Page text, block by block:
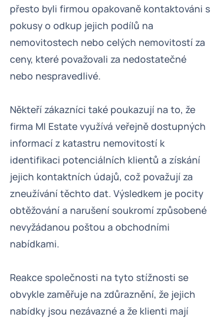
přesto byli firmou opakovaně kontaktováni s
pokusy o odkup jejich podílů na
nemovitostech nebo celých nemovitostí za
ceny, které považovali za nedostatečné
nebo nespravedlivé.
Někteří zákazníci také poukazují na to, že
firma MI Estate využívá veřejně dostupných
informací z katastru nemovitostí k
identifikaci potenciálních klientů a získání
jejich kontaktních údajů, což považují za
zneužívání těchto dat. Výsledkem je pocity
obtěžování a narušení soukromí způsobené
nevyžádanou poštou a obchodními
nabídkami.
Reakce společnosti na tyto stížnosti se
obvykle zaměřuje na zdůraznění, že jejich
nabídky jsou nezávazné a že klienti mají